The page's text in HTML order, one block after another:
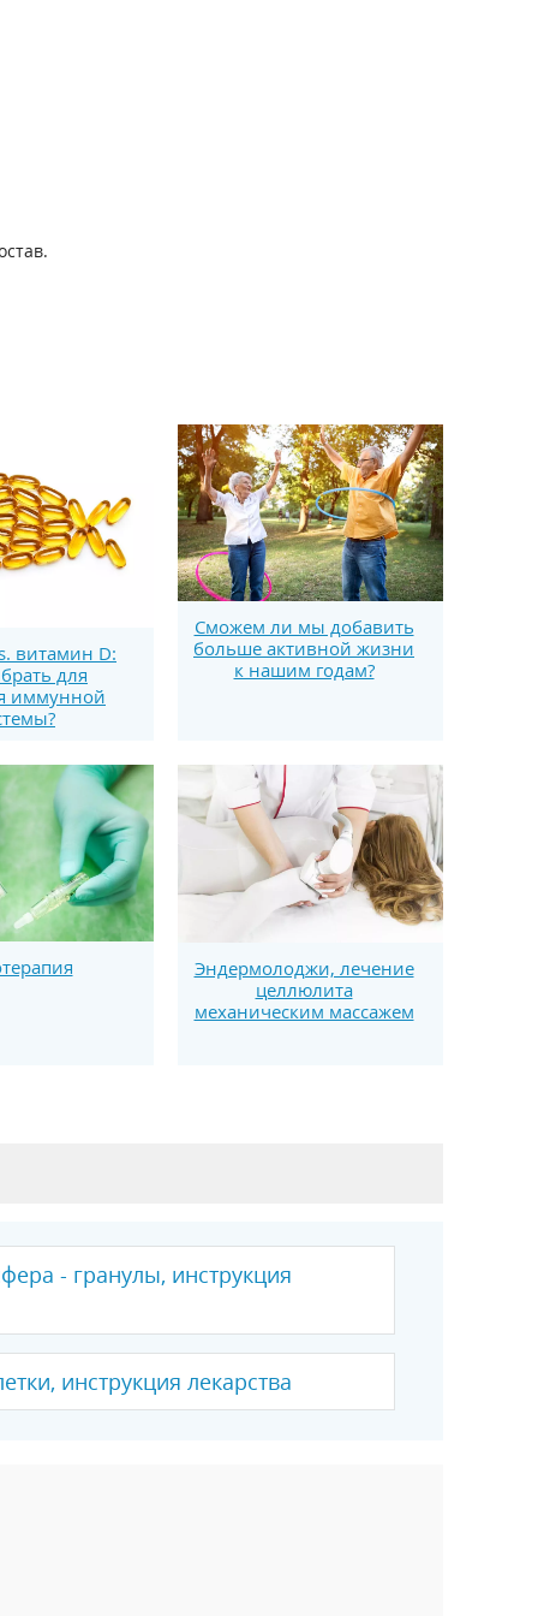
витамин D:
для
иммунной
Сможем ли мы добавить
больше активной жизни
к нашим годам?
Эндермолоджи, лечение
целлюлита
механическим массажем
- гранулы, инструкция
инструкция лекарства